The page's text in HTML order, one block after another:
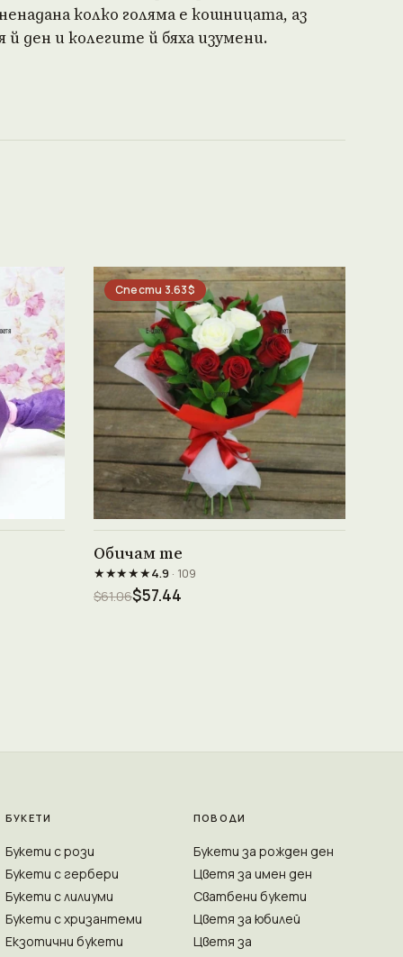
колко голяма е кошницата, аз
й ден и колегите й бяха изумени.
Спести 3.63$
Обичам те
★★★★★4.9· 109
$61.06$57.44
БУКЕТИ
Букети с рози
Букети с гербери
Букети с лилиуми
Букети с хризантеми
Екзотични букети
ПОВОДИ
Букети за рожден ден
Цветя за имен ден
Сватбени букети
Цветя за юбилей
Цветя за